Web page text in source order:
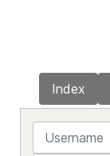
Index
Username